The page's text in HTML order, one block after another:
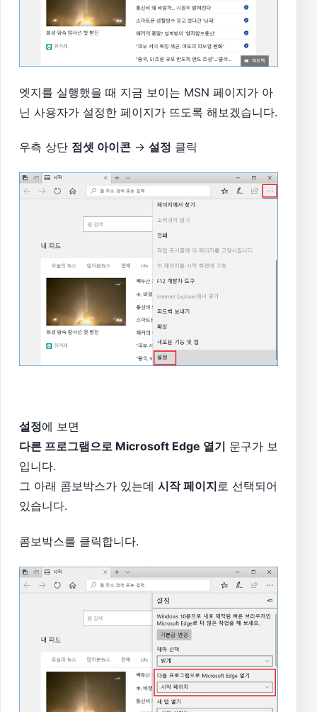
엣지를 실행했을 때 지금 보이는 MSN 페이지가 아
닌 사용자가 설정한 페이지가 뜨도록 해보겠습니다.
우측 상단 점셋 아이콘 → 설정 클릭
설정에 보면
다른 프로그램으로 Microsoft Edge 열기 문구가 보
입니다.
그 아래 콤보박스가 있는데 시작 페이지로 선택되어
있습니다.
콤보박스를 클릭합니다.